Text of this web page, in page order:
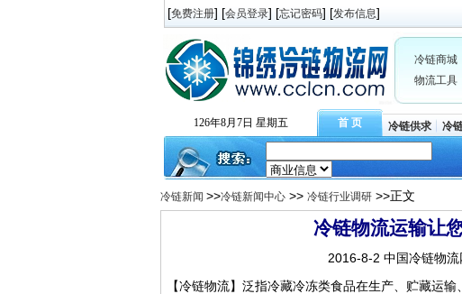
[免费注册] [会员登录] [忘记密码] [发布信息]
冷链商城
物流工具
126年8月7日 星期五 首 页 冷链供求 冷
冷链新闻 >>冷链新闻中心 >> 冷链行业调研 >>正文
冷链物流运输让
2016-8-2 中国冷链物流
【冷链物流】泛指冷藏冷冻类食品在生产、贮藏运